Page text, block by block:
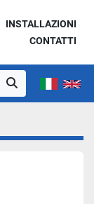
INSTALLAZIONI
CONTATTI